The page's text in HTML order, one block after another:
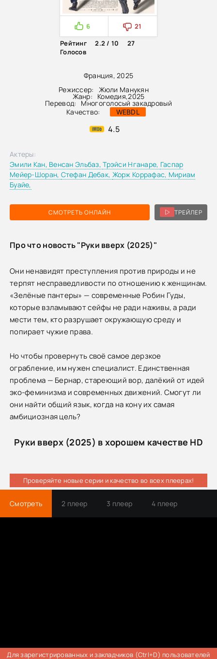
Франция, 2025
Режиссер:
Жюли Манукян
Жанр: Комедия,2025
Перевод:
Многоголосый закадровый
Качество:
WEBDL
4.5
6
21
Рейтинг
2.2 / 10
27
Голосов
СМОТРЕТЬ ОНЛАЙН ТРЕЙЛЕР
Актеры:
Эмили Кан, Венсан Эльбаз,Трэйси Нганаре, Гаспар
Мейер-Шоран, Стефан Дебак, Жорж Коррафас, Мириам
Буайе,
Про что новость "Руки вверх (2025)"
Они ненавидят преступления против природы и не
терпят несправедливости по отношению к женщинам.
«Зелёные пантеры» — современные Робин Гуды,
которые взламывают сейфы не ради наживы, а ради
мести тем, кто разрушает окружающую среду и
попирает чужие права.
Но чтобы провернуть своё самое дерзкое
ограбление, им нужен специалист. Единственная
проблема — Бернар, стареющий вор, далёкий от идей
эко-феминизма и современных движений. Смогут ли
они найти общий язык, когда на кону их самая
амбициозная цель?
Руки вверх (2025) в хорошем качестве HD
Проверяйте новые серии и качество во всех плеерах!
Смотреть 2 плеер 3 плеер 4 плеер
Для зарегистрированных и закладчиков (Ctrl+D) пользователей